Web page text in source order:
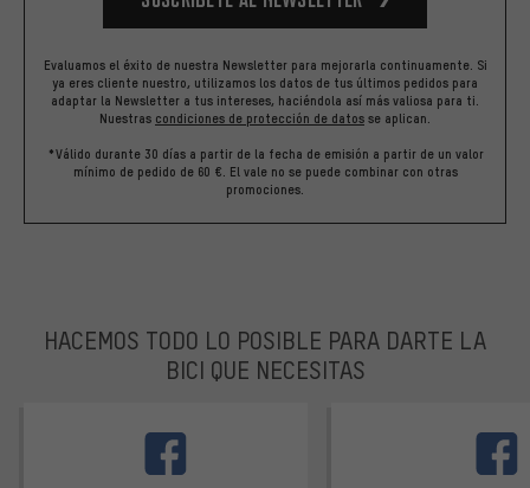
Evaluamos el éxito de nuestra Newsletter para mejorarla continuamente. Si
ya eres cliente nuestro, utilizamos los datos de tus últimos pedidos para
adaptar la Newsletter a tus intereses, haciéndola así más valiosa para ti.
Nuestras condiciones de protección de datos se aplican.
*Válido durante 30 días a partir de la fecha de emisión a partir de un valor
mínimo de pedido de 60 €. El vale no se puede combinar con otras
promociones.
HACEMOS TODO LO POSIBLE PARA DARTE LA
BICI QUE NECESITAS